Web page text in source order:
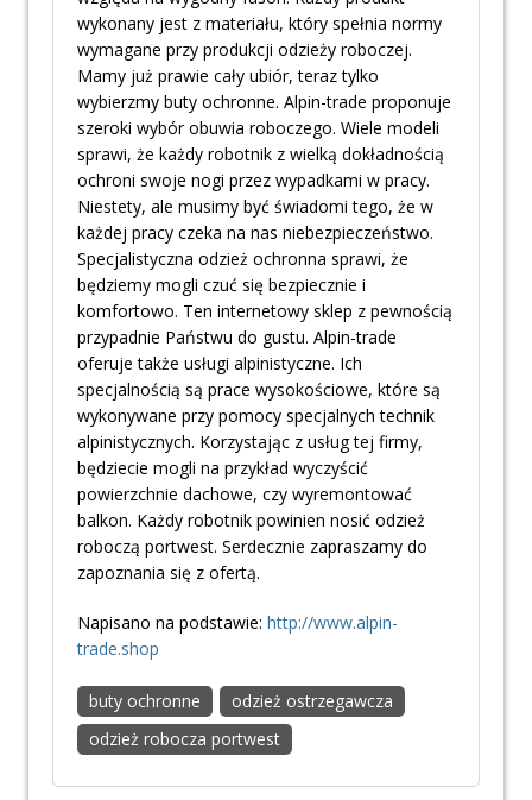
wykonany jest z materiału, który spełnia normy
wymagane przy produkcji odzieży roboczej.
Mamy już prawie cały ubiór, teraz tylko
wybierzmy buty ochronne. Alpin-trade proponuje
szeroki wybór obuwia roboczego. Wiele modeli
sprawi, że każdy robotnik z wielką dokładnością
ochroni swoje nogi przez wypadkami w pracy.
Niestety, ale musimy być świadomi tego, że w
każdej pracy czeka na nas niebezpieczeństwo.
Specjalistyczna odzież ochronna sprawi, że
będziemy mogli czuć się bezpiecznie i
komfortowo. Ten internetowy sklep z pewnością
przypadnie Państwu do gustu. Alpin-trade
oferuje także usługi alpinistyczne. Ich
specjalnością są prace wysokościowe, które są
wykonywane przy pomocy specjalnych technik
alpinistycznych. Korzystając z usług tej firmy,
będziecie mogli na przykład wyczyścić
powierzchnie dachowe, czy wyremontować
balkon. Każdy robotnik powinien nosić odzież
roboczą portwest. Serdecznie zapraszamy do
zapoznania się z ofertą.
Napisano na podstawie: http://www.alpin-
trade.shop
buty ochronne
odzież ostrzegawcza
odzież robocza portwest